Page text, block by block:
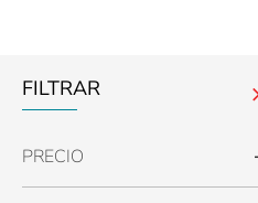
FILTRAR
PRECIO